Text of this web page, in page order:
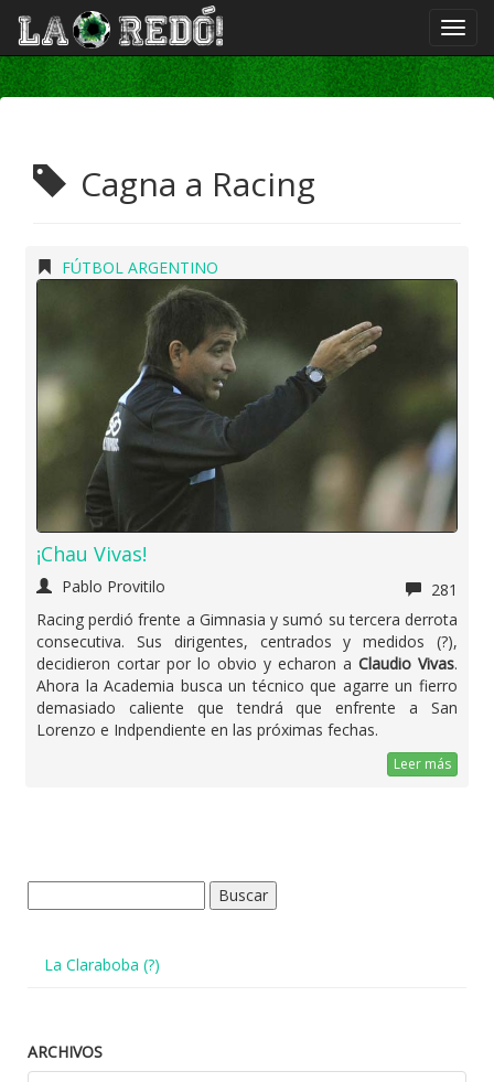
Cagna a Racing
FÚTBOL ARGENTINO
¡Chau Vivas!
Pablo Provitilo
281
Racing perdió frente a Gimnasia y sumó su tercera derrota
consecutiva. Sus dirigentes, centrados y medidos (?),
decidieron cortar por lo obvio y echaron a Claudio Vivas.
Ahora la Academia busca un técnico que agarre un fierro
demasiado caliente que tendrá que enfrente a San
Lorenzo e Indpendiente en las próximas fechas.
Leer más
La Claraboba (?)
ARCHIVOS